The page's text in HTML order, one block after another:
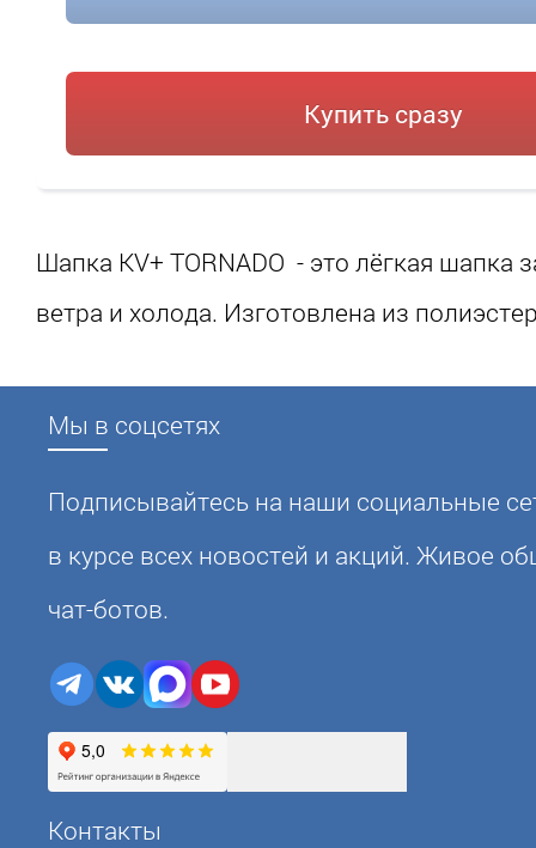
Купить сразу
Шапка KV+ TORNADO - это лёгкая шапка
ветра и холода. Изготовлена из
Мы в соцсетях
Подписывайтесь на наши социальные
в курсе всех новостей и акций. Живое
чат-ботов.
Контакты